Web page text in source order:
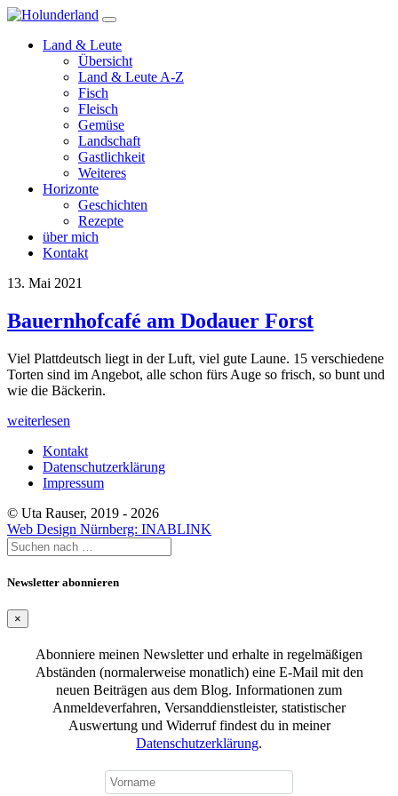
Zum
springenLand & Leute
Übersicht
Land & Leute A-Z
Fisch
Fleisch
Gemüse
Landschaft
Gastlichkeit
Weiteres
Horizonte
Geschichten
Rezepte
über mich
Kontakt
13. Mai 2021
Bauernhofcafé am Dodauer Forst
Viel Plattdeutsch liegt in der Luft, viel gute Laune. 15 verschiedene
Torten sind im Angebot, alle schon fürs Auge so frisch, so bunt und
wie die Bäckerin.
weiterlesen
Kontakt
Datenschutzerklärung
Impressum
© Uta Rauser, 2019 - 2026
Web Design Nürnberg: INABLINK
Newsletter abonnieren
×
Abonniere meinen Newsletter und erhalte in regelmäßigen
Abständen (normalerweise monatlich) eine E-Mail mit den
neuen Beiträgen aus dem Blog. Informationen zum
Anmeldeverfahren, Versanddienstleister, statistischer
Auswertung und Widerruf findest du in meiner
Datenschutzerklärung.